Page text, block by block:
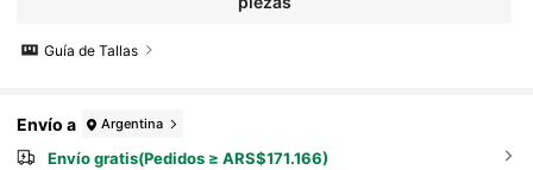
Guía de Tallas
Envío a Argentina
Envío gratis(Pedidos ≥ ARS$171.166)